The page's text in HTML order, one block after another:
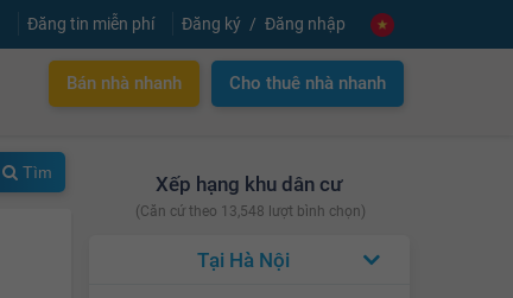
Đăng tin miễn phí Đăng ký Đăng nhập
Bán nhà nhanh Cho thuê nhà nhanh
Xếp hạng khu dân cư
(Căn cứ theo 13,548 lượt bình chọn)
Hà Nội
Tìm